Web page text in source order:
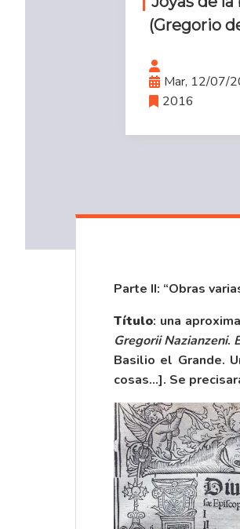
(Gregorio
Mar, 12/07/
2016
Parte II: “Obras
Título: una
Gregorii Nazianzeni.
Basilio el Grande.
cosas…]. Se